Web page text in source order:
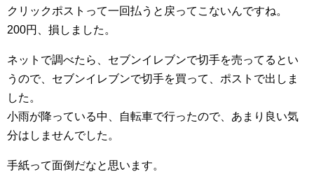
クリックポストって一回払うと戻ってこないんですね。
200円、損しました。
ネットで調べたら、セブンイレブンで切手を売ってるとい
うので、セブンイレブンで切手を買って、ポストで出しま
した。
小雨が降っている中、自転車で行ったので、あまり良い気
分はしませんでした。
手紙って面倒だなと思います。